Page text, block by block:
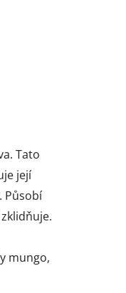
Tato
její
Působí
mungo,